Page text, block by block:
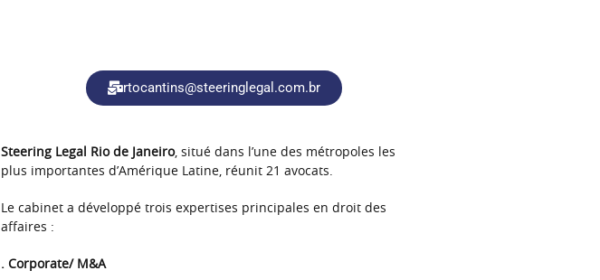
rtocantins@steeringlegal.com.br
Steering Legal Rio de Janeiro, situé dans l’une des métropoles les
plus importantes d’Amérique Latine, réunit 21 avocats.
Le cabinet a développé trois expertises principales en droit des
affaires :
. Corporate/ M&A